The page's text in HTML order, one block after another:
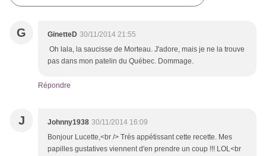
G GinetteD 30/11/2014 21:55
Oh lala, la saucisse de Morteau. J'adore, mais je ne la trouve
pas dans mon patelin du Québec. Dommage.
Répondre
J Johnny1938 30/11/2014 16:09
Bonjour Lucette,<br /> Très appétissant cette recette. Mes
papilles gustatives viennent d'en prendre un coup !!! LOL<br